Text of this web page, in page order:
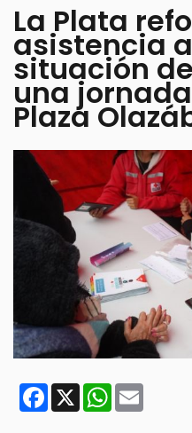
La Plata
asistencia
situación
una
Plaza
Facebook
X WhatsApp
Email